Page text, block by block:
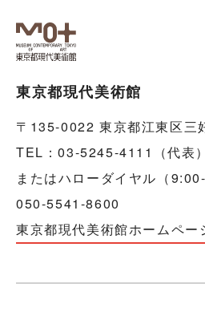
東京都現代美術館
〒135-0022 東京都江東区三
TEL：03-5245-4111（代表）
またはハローダイヤル（
050-5541-8600
東京都現代美術館ホームペー